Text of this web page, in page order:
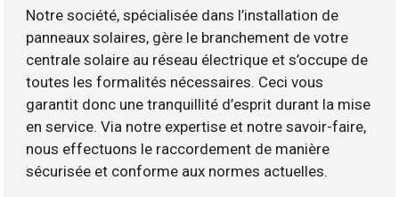
Notre société, spécialisée dans l’installation de
panneaux solaires, gère le branchement de votre
centrale solaire au réseau électrique et s’occupe de
toutes les formalités nécessaires. Ceci vous
garantit donc une tranquillité d’esprit durant la mise
en service. Via notre expertise et notre savoir-faire,
nous effectuons le raccordement de manière
sécurisée et conforme aux normes actuelles.